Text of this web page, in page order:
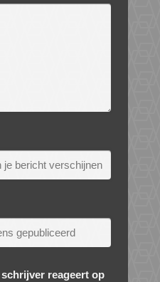
reageert op